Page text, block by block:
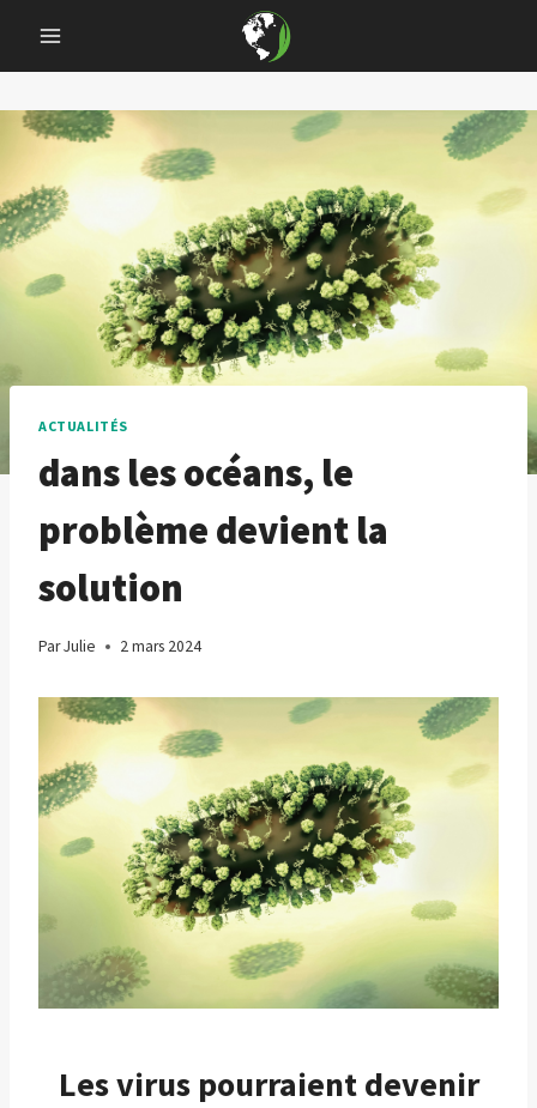
content
ACTUALITÉS
dans les océans, le
problème devient la
solution
ParJulie 2 mars 2024
Les virus pourraient devenir